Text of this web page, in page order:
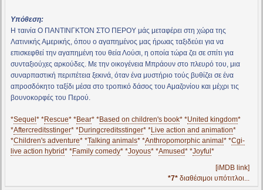
Υπόθεση:
H ταινία Ο ΠΑΝΤΙΝΓΚΤΟΝ ΣΤΟ ΠΕΡΟΥ μάς μεταφέρει στη χώρα της
Λατινικής Αμερικής, όπου ο αγαπημένος μας ήρωας ταξιδεύει για να
επισκεφθεί την αγαπημένη του θεία Λούσι, η οποία τώρα ζει σε σπίτι για
συνταξιούχες αρκούδες. Με την οικογένεια Μπράουν στο πλευρό του, μια
συναρπαστική περιπέτεια ξεκινά, όταν ένα μυστήριο τούς βυθίζει σε ένα
απροσδόκητο ταξίδι μέσα στο τροπικό δάσος του Αμαζονίου και μέχρι τις
βουνοκορφές του Περού.
*Sequel * *Rescue* *Bear* *Based on children's book* *United kingdom*
*Aftercreditsstinger* *Duringcreditsstinger* *Live action and animation*
*Children's adventure* *Talking animals* *Anthropomorphic animal * *Cgi-
live action hybrid* *Family comedy* *Joyous* *Amused* *Joyful *
[iMDB link]
*7* διαθέσιμοι υπότιτλοι...